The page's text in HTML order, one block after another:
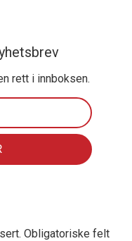
rett i innboksen.
Obligatoriske felt